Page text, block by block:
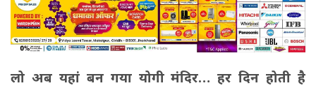
लो अब यहां बन गया योगी मंदिर… हर दिन होती है